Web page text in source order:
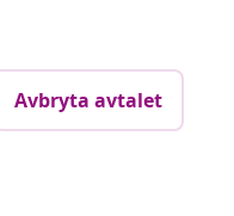
Avbryta avtalet